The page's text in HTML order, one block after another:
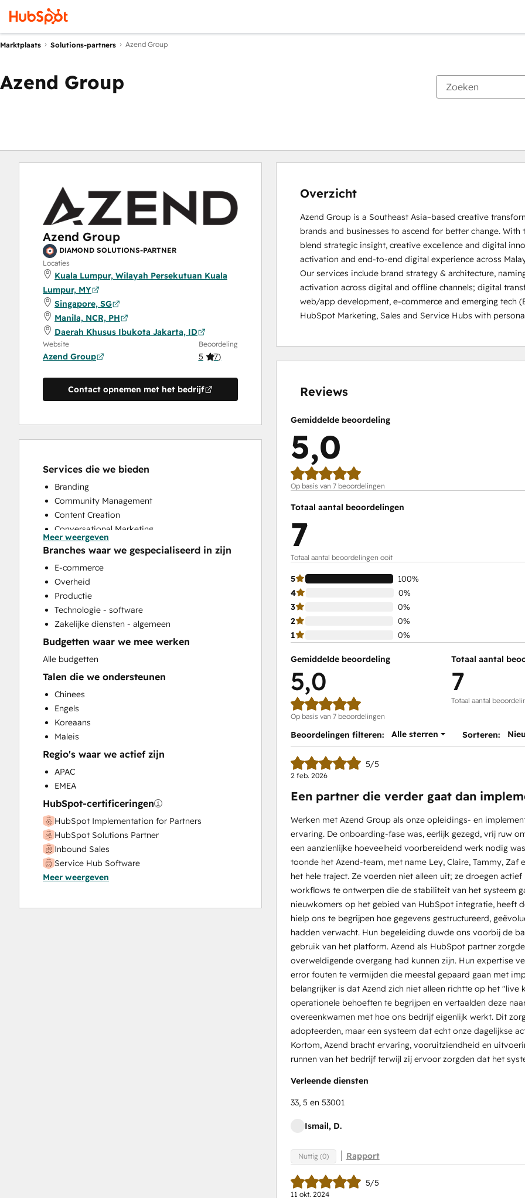
Marktplaats Solutions-partners Azend Group
Azend Group
Azend Group
DIAMOND SOLUTIONS-PARTNER
Locaties
Kuala Lumpur, Wilayah Persekutuan Kuala
Lumpur, MY
Singapore, SG
Manila, NCR, PH
Daerah Khusus Ibukota Jakarta, ID
Website
Azend Group
Beoordeling
5 (7)
Contact opnemen met het bedrijf
Services die we bieden
Branding
Community Management
Content Creation
Conversational Marketing
CRM Implementation
CRM Migration
Custom API Integrations
Customer Marketing
Customer Success Training
Customer Support Training
Customer Survey and Analysis
Email Marketing
Full Inbound Marketing Services
Knowledge Base Development
Paid Advertising
Sales and Marketing Alignment
Sales Coaching and Training
Sales Enablement
Search Engine Optimization
Social Media
Video Production
Website Development
Website Migration
Meer weergeven
Branches waar we gespecialiseerd in zijn
E-commerce
Overheid
Productie
Technologie - software
Zakelijke diensten - algemeen
Budgetten waar we mee werken
Alle budgetten
Talen die we ondersteunen
Chinees
Engels
Koreaans
Maleis
Regio's waar we actief zijn
APAC
EMEA
HubSpot-certificeringen
HubSpot Implementation for Partners
HubSpot Solutions Partner
Inbound Sales
Service Hub Software
Social Media Marketing Certification Course
Meer weergeven
Overzicht
Azend Group is a Southeast Asia–based creative
brands and businesses to ascend for better change.
blend strategic insight, creative excellence and digital
activation and end-to-end digital experience across
Our services include brand strategy & architecture,
activation across digital and offline channels; digital
web/app development, e-commerce and emerging tech
HubSpot Marketing, Sales and Service Hubs with
Reviews
Gemiddelde beoordeling
5,0
Op basis van 7 beoordelingen
Totaal aantal beoordelingen
7
Totaal aantal beoordelingen ooit
5
100%
4
0%
3
0%
2
0%
1
0%
Gemiddelde beoordeling
5,0
Op basis van 7 beoordelingen
Totaal aantal
7
Totaal aantal
Beoordelingen filteren: Alle sterren Sorteren:
5/5
2 feb. 2026
Een partner die verder gaat dan
Werken met Azend Group als onze opleidings- en
ervaring. De onboarding-fase was, eerlijk gezegd, vrij ruw
een aanzienlijke hoeveelheid voorbereidend werk nodig
toonde het Azend-team, met name Ley, Claire, Tammy,
het hele traject. Ze voerden niet alleen uit; ze droegen
workflows te ontwerpen die de stabiliteit van het systeem
nieuwkomers op het gebied van HubSpot integratie, heeft
hielp ons te begrijpen hoe gegevens gestructureerd,
hadden verwacht. Hun begeleiding duwde ons voorbij de
gebruik van het platform. Azend als HubSpot partner
overweldigende overgang had kunnen zijn. Hun expertise
error fouten te vermijden die meestal gepaard gaan met
belangrijker is dat Azend zich niet alleen richtte op het
operationele behoeften te begrijpen en vertaalden deze
overeenkwamen met hoe ons bedrijf eigenlijk werkt. Dit
adopteerden, maar een systeem dat echt onze dagelijkse
Kortom, Azend bracht ervaring, vooruitziendheid en
runnen van het bedrijf terwijl zij ervoor zorgden dat het
Verleende diensten
33, 5 en 53001
Ismail, D.
Nuttig (0) Rapport
5/5
11 okt. 2024